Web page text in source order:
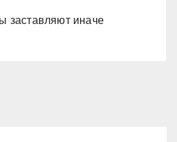
заставляют иначе